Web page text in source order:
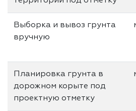
Выборка и вывоз грунта
вручную
Планировка грунта в
дорожном корыте под
проектную отметку